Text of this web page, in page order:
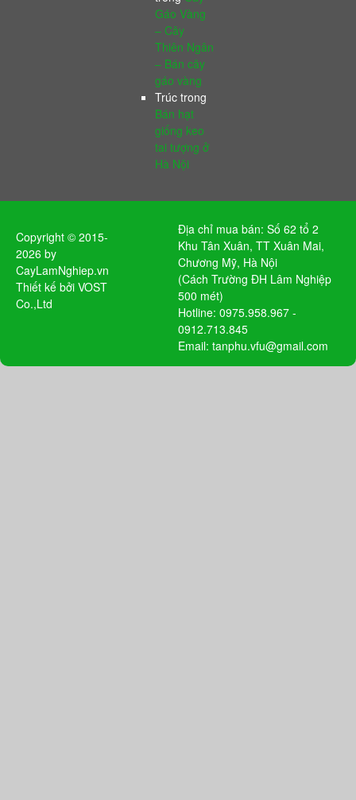
Gáo Vàng
– Cây
Thiên Ngân
– Bán cây
gáo vàng
Trúctrong
Bán hạt
giống keo
tai tượng ở
Hà Nội
Copyright © 2015-
2026 by
CayLamNghiep.vn
Thiết kế bởi VOST
Co.,Ltd
Địa chỉ mua bán: Số 62 tổ 2
Khu Tân Xuân, TT Xuân Mai,
Chương Mỹ, Hà Nội
(Cách Trường ĐH Lâm Nghiệp
500 mét)
Hotline: 0975.958.967 -
0912.713.845
Email: tanphu.vfu@gmail.com